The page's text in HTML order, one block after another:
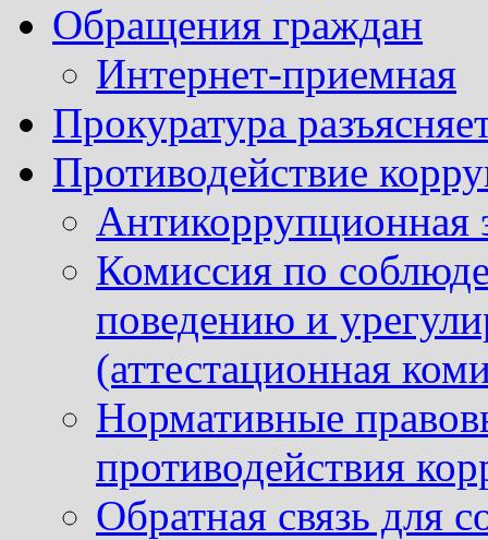
Обращения граждан
Интернет-приемная
Прокуратура
Противодействие
Антикоррупционная
Комиссия по
поведению и
(аттестационная
Нормативные
противодействия
Обратная связь для